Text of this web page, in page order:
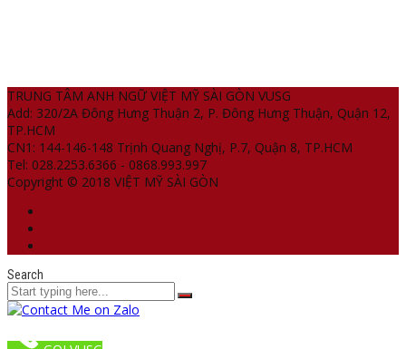
TRUNG TÂM ANH NGỮ VIỆT MỸ SÀI GÒN VUSG
Add: 320/2A Đông Hưng Thuận 2, P. Đông Hưng Thuận, Quận 12,
TP.HCM
CN1: 144-146-148 Trịnh Quang Nghị, P.7, Quận 8, TP.HCM
Tel: 028.2253.6366 - 0868.993.997
Copyright © 2018 VIỆT MỸ SÀI GÒN
Search